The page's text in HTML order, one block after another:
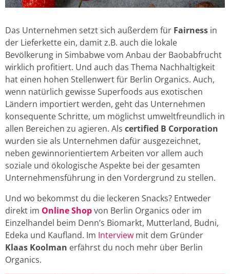
Das Unternehmen setzt sich außerdem für Fairness in
der Lieferkette ein, damit z.B. auch die lokale
Bevölkerung in Simbabwe vom Anbau der Baobabfrucht
wirklich profitiert. Und auch das Thema Nachhaltigkeit
hat einen hohen Stellenwert für Berlin Organics. Auch,
wenn natürlich gewisse Superfoods aus exotischen
Ländern importiert werden, geht das Unternehmen
konsequente Schritte, um möglichst umweltfreundlich in
allen Bereichen zu agieren. Als certified B Corporation
wurden sie als Unternehmen dafür ausgezeichnet,
neben gewinnorientiertem Arbeiten vor allem auch
soziale und ökologische Aspekte bei der gesamten
Unternehmensführung in den Vordergrund zu stellen.
Und wo bekommst du die leckeren Snacks? Entweder
direkt im Online Shopvon Berlin Organics oder im
Einzelhandel beim Denn’s Biomarkt, Mutterland, Budni,
Edeka und Kaufland. Im Interview mit dem Gründer
Klaas Koolman erfährst du noch mehr über Berlin
Organics.